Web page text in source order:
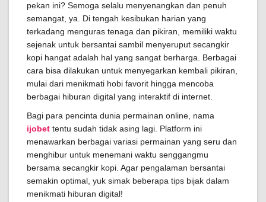
pekan ini? Semoga selalu menyenangkan dan penuh
semangat, ya. Di tengah kesibukan harian yang
terkadang menguras tenaga dan pikiran, memiliki waktu
sejenak untuk bersantai sambil menyeruput secangkir
kopi hangat adalah hal yang sangat berharga. Berbagai
cara bisa dilakukan untuk menyegarkan kembali pikiran,
mulai dari menikmati hobi favorit hingga mencoba
berbagai hiburan digital yang interaktif di internet.
Bagi para pencinta dunia permainan online, nama
ijobet tentu sudah tidak asing lagi. Platform ini
menawarkan berbagai variasi permainan yang seru dan
menghibur untuk menemani waktu senggangmu
bersama secangkir kopi. Agar pengalaman bersantai
semakin optimal, yuk simak beberapa tips bijak dalam
menikmati hiburan digital!